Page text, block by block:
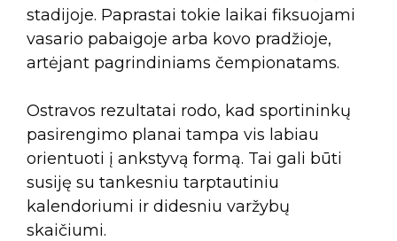
stadijoje. Paprastai tokie laikai fiksuojami
vasario pabaigoje arba kovo pradžioje,
artėjant pagrindiniams čempionatams.
Ostravos rezultatai rodo, kad sportininkų
pasirengimo planai tampa vis labiau
orientuoti į ankstyvą formą. Tai gali būti
susiję su tankesniu tarptautiniu
kalendoriumi ir didesniu varžybų
skaičiumi.